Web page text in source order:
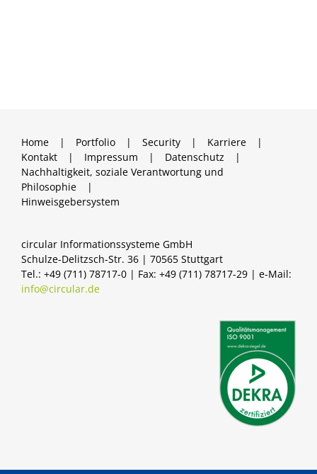
Home Portfolio Security
Karriere
Kontakt
Impressum
Datenschutz
Nachhaltigkeit, soziale Verantwortung und
Philosophie
Hinweisgebersystem
circular Informationssysteme GmbH
Schulze-Delitzsch-Str. 36 | 70565 Stuttgart
Tel.: +49 (711) 78717-0 | Fax: +49 (711) 78717-29 | e-Mail:
info@circular.de